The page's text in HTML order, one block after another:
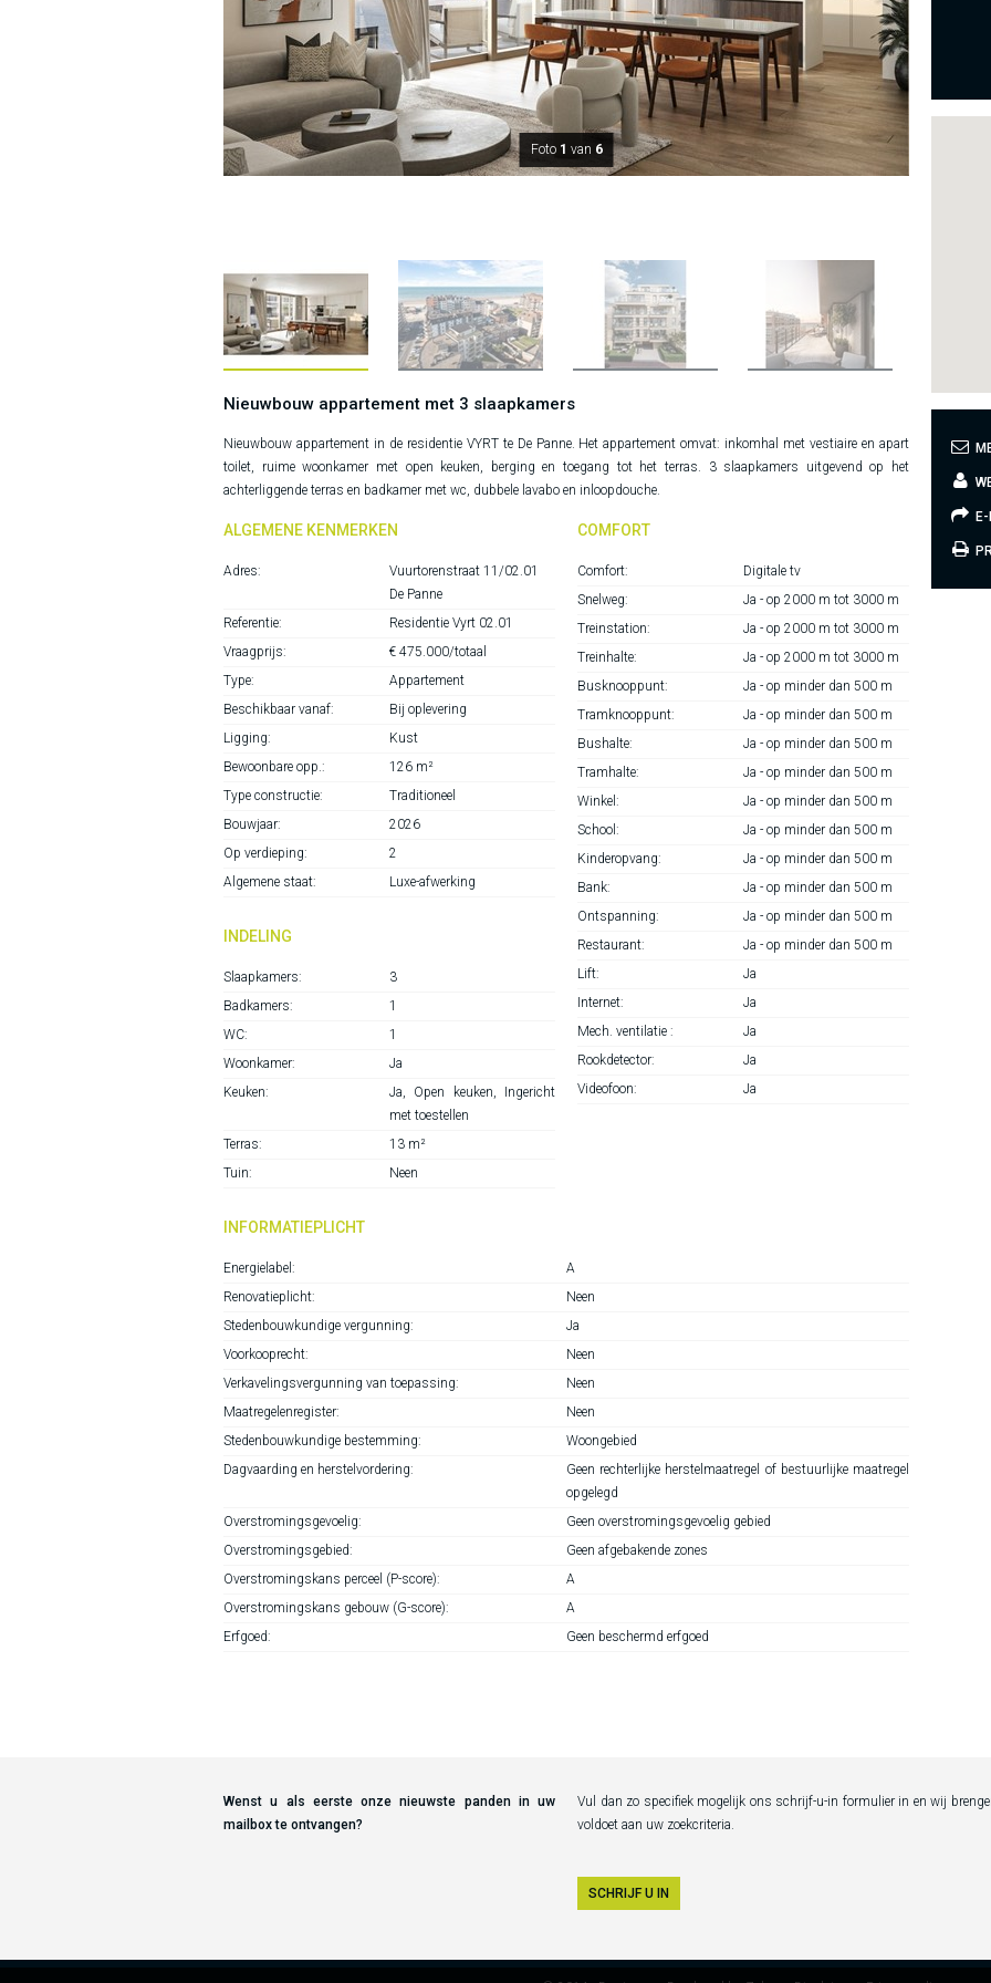
Foto 1 van 6
Nieuwbouw appartement met 3 slaapkamers
Nieuwbouw appartement in de residentie VYRT te De Panne. Het appartement omvat: inkomhal met vestiaire en apart
toilet, ruime woonkamer met open keuken, berging en toegang tot het terras. 3 slaapkamers uitgevend op het
achterliggende terras en badkamer met wc, dubbele lavabo en inloopdouche.
ALGEMENE KENMERKEN
Adres:
Vuurtorenstraat 11/02.01
De Panne
Referentie:
Residentie Vyrt 02.01
Vraagprijs:
€ 475.000/totaal
Type:
Appartement
Beschikbaar vanaf:
Bij oplevering
Ligging:
Kust
Bewoonbare opp.:
126 m²
Type constructie:
Traditioneel
Bouwjaar:
2026
Op verdieping:
2
Algemene staat:
Luxe-afwerking
INDELING
Slaapkamers:
3
Badkamers:
1
WC:
1
Woonkamer:
Ja
Keuken:
Ja, Open keuken, Ingericht
met toestellen
Terras:
13 m²
Tuin:
Neen
COMFORT
Comfort:
Digitale tv
Snelweg:
Ja - op 2000 m tot 3000 m
Treinstation:
Ja - op 2000 m tot 3000 m
Treinhalte:
Ja - op 2000 m tot 3000 m
Busknooppunt:
Ja - op minder dan 500 m
Tramknooppunt:
Ja - op minder dan 500 m
Bushalte:
Ja - op minder dan 500 m
Tramhalte:
Ja - op minder dan 500 m
Winkel:
Ja - op minder dan 500 m
School:
Ja - op minder dan 500 m
Kinderopvang:
Ja - op minder dan 500 m
Bank:
Ja - op minder dan 500 m
Ontspanning:
Ja - op minder dan 500 m
Restaurant:
Ja - op minder dan 500 m
Lift:
Ja
Internet:
Ja
Mech. ventilatie :
Ja
Rookdetector:
Ja
Videofoon:
Ja
INFORMATIEPLICHT
Energielabel:
A
Renovatieplicht:
Neen
Stedenbouwkundige vergunning:
Ja
Voorkooprecht:
Neen
Verkavelingsvergunning van toepassing:
Neen
Maatregelenregister:
Neen
Stedenbouwkundige bestemming:
Woongebied
Dagvaarding en herstelvordering:
Geen rechterlijke herstelmaatregel of bestuurlijke maatregel
opgelegd
Overstromingsgevoelig:
Geen overstromingsgevoelig gebied
Overstromingsgebied:
Geen afgebakende zones
Overstromingskans perceel (P-score):
A
Overstromingskans gebouw (G-score):
A
Erfgoed:
Geen beschermd erfgoed
Wenst u als eerste onze nieuwste panden in uw
mailbox te ontvangen?
Vul dan zo specifiek mogelijk ons schrijf-u-in formulier in en wij
voldoet aan uw zoekcriteria.
SCHRIJF U IN